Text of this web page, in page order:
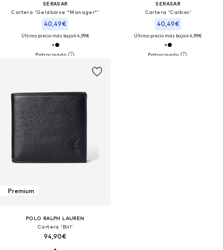
SERASAR
Cartera 'Geldbörse "Manager"'
40,49€
Último precio más bajo:44,99€
SERASAR
Cartera 'Carbon'
40,49€
Último precio más bajo:44,99€
Premium
POLO RALPH LAUREN
Cartera 'Bill'
94,90€